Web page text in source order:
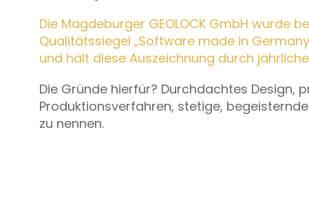
Die Magdeburger GEOLOCK GmbH wurde
Qualitätssiegel „Software made in Germany
und hält diese Auszeichnung durch
Die Gründe hierfür? Durchdachtes Design,
Produktionsverfahren, stetige,
zu nennen.